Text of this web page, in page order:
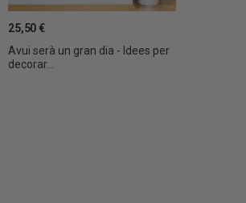
Avui serà un gran dia - Idees per
decorar...
25,50 €